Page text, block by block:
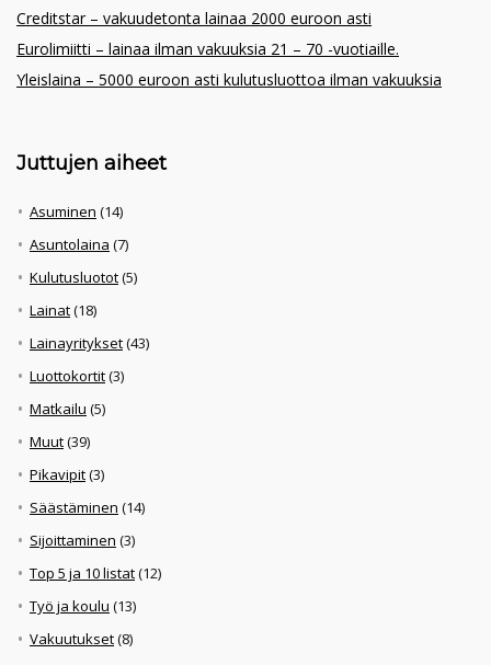
Creditstar – vakuudetonta lainaa 2000 euroon asti
Eurolimiitti – lainaa ilman vakuuksia 21 – 70 -vuotiaille.
Yleislaina – 5000 euroon asti kulutusluottoa ilman vakuuksia
Juttujen aiheet
Asuminen (14)
Asuntolaina (7)
Kulutusluotot(5)
Lainat(18)
Lainayritykset(43)
Luottokortit(3)
Matkailu (5)
Muut(39)
Pikavipit(3)
Säästäminen (14)
Sijoittaminen (3)
Top 5 ja 10 listat(12)
Työ ja koulu (13)
Vakuutukset(8)